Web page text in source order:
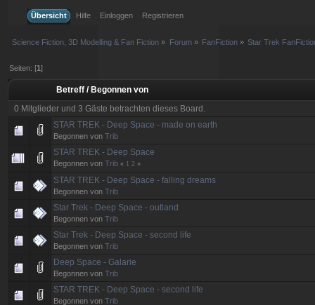
Übersicht
Hilfe Einloggen Registrieren
Science Fiction, 3D Modelling & Fan Fiction » Forum» FanFiction » Star Trek
Seiten: [1]
Betreff / Begonnen von
0 Mitglieder und 3 Gäste betrachten dieses Board.
STAR TREK - Deep Space - made on earth
Begonnen vonTrib
STAR TREK - Deep Space
Begonnen vonTrib « 1 2 »
STAR TREK - Deep Space - falling dreams
Begonnen vonTrib
Star Trek - Deep Space - outland
Begonnen vonTrib
Star Trek - Deep Space - second life
Begonnen vonTrib
Deep Space - Galarie
Begonnen vonTrib
STAR TREK - Deep Space - second life
Begonnen vonTrib